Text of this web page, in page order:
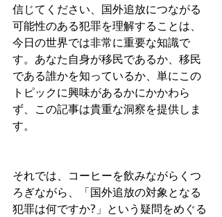
信じてください、国外追放につながる
可能性のある犯罪を理解することは、
今日の世界では非常に重要な知識で
す。あなた自身が移民であるか、移民
である誰かを知っているか、単にこの
トピックに興味があるかにかかわら
ず、この記事は貴重な洞察を提供しま
す。
それでは、コーヒーを飲みながらくつ
ろぎながら、「国外追放の対象となる
犯罪は何ですか?」という疑問をめぐる